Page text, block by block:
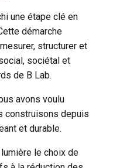
une étape clé en
démarche
structurer et
sociétal et
de B Lab.
avons voulu
construisons depuis
et durable.
le choix de